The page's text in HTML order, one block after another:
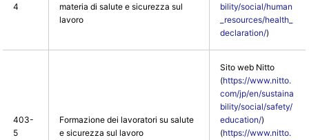
4
materia di salute e sicurezza sul
lavoro
bility/social/human
_resources/health_
declaration/)
403-
5
Formazione dei lavoratori su salute
e sicurezza sul lavoro
Sito web Nitto
(https://www.nitto.
com/jp/en/sustaina
bility/social/safety/
education/)
(https://www.nitto.